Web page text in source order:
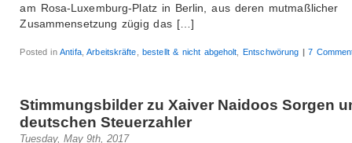
am Rosa-Luxemburg-Platz in Berlin, aus deren mutmaßlicher
Zusammensetzung zügig das […]
Posted inAntifa,Arbeitskräfte ,bestellt & nicht abgeholt ,Entschwörung | 7
Stimmungsbilder zu Xaiver Naidoos Sorgen
deutschen Steuerzahler
Tuesday, May 9th, 2017